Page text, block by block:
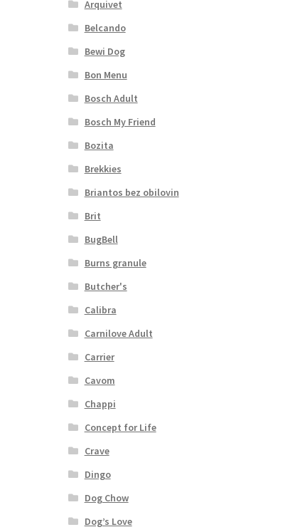
Arquivet
Belcando
Bewi Dog
Bon Menu
Bosch Adult
Bosch My Friend
Bozita
Brekkies
Briantos bez obilovin
Brit
BugBell
Burns granule
Butcher's
Calibra
Carnilove Adult
Carrier
Cavom
Chappi
Concept for Life
Crave
Dingo
Dog Chow
Dog’s Love